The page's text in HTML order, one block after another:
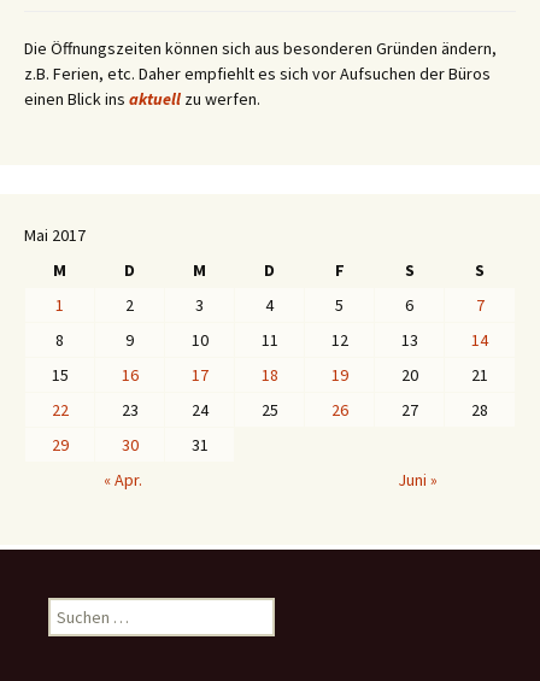
Die Öffnungszeiten können sich aus besonderen Gründen ändern,
z.B. Ferien, etc. Daher empfiehlt es sich vor Aufsuchen der Büros
einen Blick ins aktuell zu werfen.
Mai 2017
M
D M D F S
S
1
2 3 4 5 6
7
8
9 10 11 12 13
14
15
16 17 18 19 20
21
22
23 24 25 26 27
28
29
30
31
« Apr.
Juni »
u